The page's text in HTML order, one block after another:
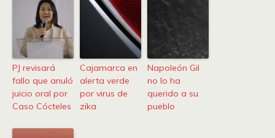
PJ revisará
fallo que anuló
juicio oral por
Caso Cócteles
Cajamarca en
alerta verde
por virus de
zika
Napoleón Gil
no lo ha
querido a su
pueblo